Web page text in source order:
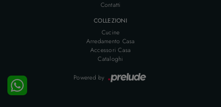
Contatti
COLLEZIONI
Cucine
Arredamento Casa
Accessori Casa
Cataloghi
Powered by